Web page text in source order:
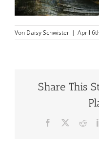
Von Daisy Schwister | April
Share This
Facebook